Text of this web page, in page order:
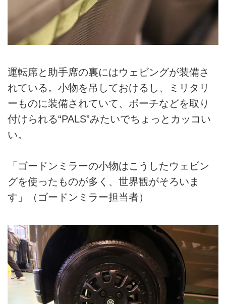
運転席と助手席の裏にはウェビングが装備さ
れている。小物を吊しておけるし、ミリタリ
ーものに装備されていて、ポーチなどを取り
付けられる“PALS”みたいでちょっとカッコい
い。
「ゴードンミラーの小物はこうしたウェビン
グを使ったものが多く、世界観がそろいま
す」（ゴードンミラー担当者）